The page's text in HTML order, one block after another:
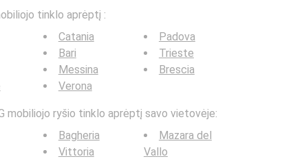
tinklo aprėptį :
Catania
Bari
Messina
Verona
Padova
Trieste
Brescia
mobiliojo ryšio tinklo aprėptį savo vietovėje:
Bagheria
Vittoria
Mazara del
Vallo